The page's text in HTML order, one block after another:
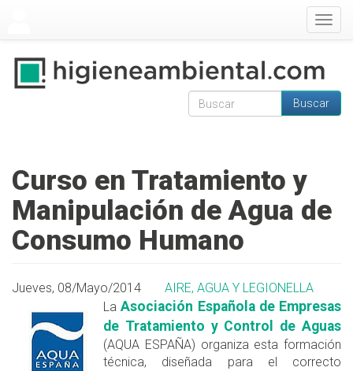
Formulario de
Buscar
Curso en Tratamiento y
Manipulación de Agua de
Consumo Humano
Jueves, 08/Mayo/2014
AIRE, AGUA Y LEGIONELLA
LaAsociación Española de Empresas
de Tratamiento y Control de Aguas
(AQUA ESPAÑA) organiza esta formación
técnica, diseñada para el correcto